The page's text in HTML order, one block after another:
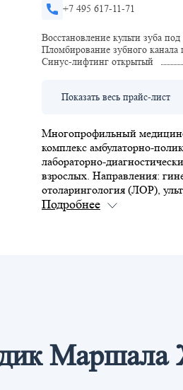
+7 495 617-11-71
Восстановление культи зуба
Пломбирование зубного канала
Синус-лифтинг открытый
Показать весь прайс-лист
Многопрофильный
комплекс амбулаторно-
лабораторно-
взрослых. Направления:
отоларингология (ЛОР),
(УЗИ), неврология,
Маршала